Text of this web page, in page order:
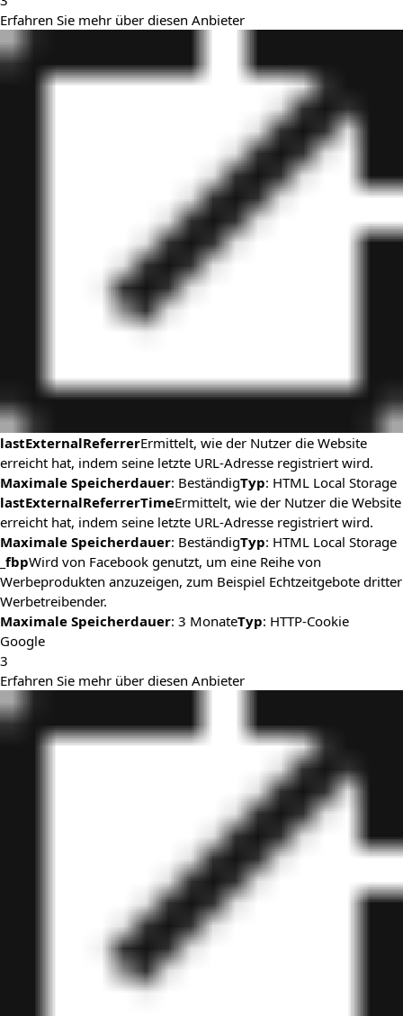
Erfahren Sie mehr über diesen Anbieter
lastExternalReferrerErmittelt, wie der Nutzer die Website
erreicht hat, indem seine letzte URL-Adresse registriert wird.
Maximale Speicherdauer: BeständigTyp: HTML Local Storage
lastExternalReferrerTimeErmittelt, wie der Nutzer die Website
erreicht hat, indem seine letzte URL-Adresse registriert wird.
Maximale Speicherdauer: BeständigTyp: HTML Local Storage
_fbpWird von Facebook genutzt, um eine Reihe von
Werbeprodukten anzuzeigen, zum Beispiel Echtzeitgebote dritter
Werbetreibender.
Maximale Speicherdauer: 3 MonateTyp: HTTP-Cookie
Google
3
Erfahren Sie mehr über diesen Anbieter